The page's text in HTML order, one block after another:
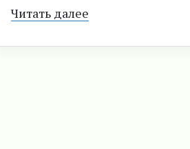
Читать далее